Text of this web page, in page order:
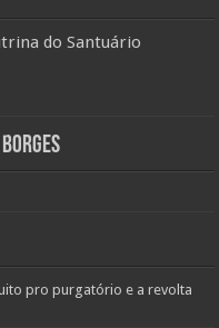
do Santuário
pro purgatório e a revolta